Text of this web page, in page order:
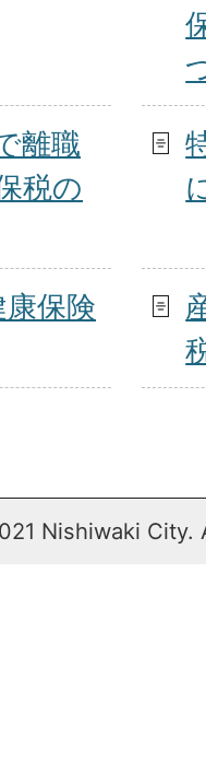
離職
税の
保険
Nishiwaki City.